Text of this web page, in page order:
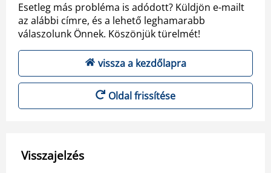
Esetleg más probléma is adódott? Küldjön e-mailt
az alábbi címre, és a lehető leghamarabb
válaszolunk Önnek. Köszönjük türelmét!
vissza a kezdőlapra
Oldal frissítése
Visszajelzés